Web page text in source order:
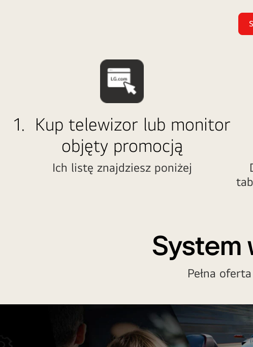
1. Kup telewizor lub monitor
objęty promocją
Ich listę znajdziesz poniżej
System
Pełna